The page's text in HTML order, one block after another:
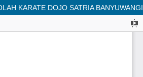
KARATE DOJO SATRIA BANYUWANGI